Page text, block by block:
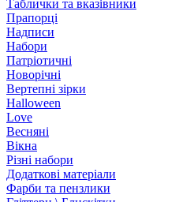
Таблички та вказівники
Прапорці
Надписи
Набори
Патріотичні
Новорічні
Вертепні зірки
Halloween
Love
Весняні
Вікна
Різні набори
Додаткові матеріали
Фарби та пензлики